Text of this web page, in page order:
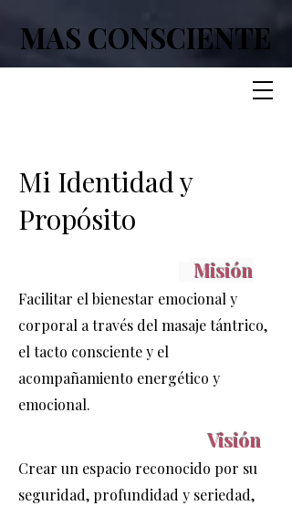
MAS CONSCIENTE
MAS CONSCIENTE
Mi Identidad y
Propósito
Misión
Facilitar el bienestar emocional y
corporal a través del masaje tántrico,
el tacto consciente y el
acompañamiento energético y
emocional.
Visión
Crear un espacio reconocido por su
seguridad, profundidad y seriedad,